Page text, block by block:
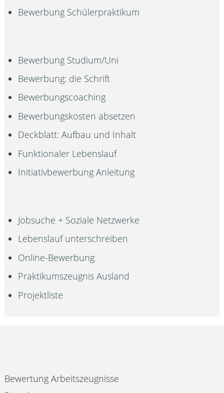
Bewerbung Schülerpraktikum
Bewerbung Studium/Uni
Bewerbung: die Schrift
Bewerbungscoaching
Bewerbungskosten absetzen
Deckblatt: Aufbau und Inhalt
Funktionaler Lebenslauf
Initiativbewerbung Anleitung
Jobsuche + Soziale Netzwerke
Lebenslauf unterschreiben
Online-Bewerbung
Praktikumszeugnis Ausland
Projektliste
Bewertung Arbeitszeugnisse